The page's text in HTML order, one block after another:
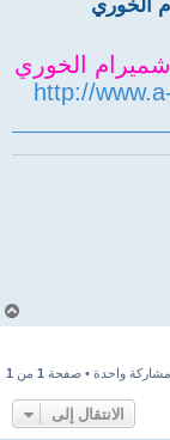
الخوري
شميرام الخوري
http://
مشاركة واحدة • صفحة 1 من 1
الانتقال إلى